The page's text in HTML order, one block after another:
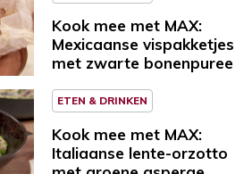
Kook mee met MAX:
Mexicaanse vispakketjes
met zwarte bonenpuree
ETEN & DRINKEN
Kook mee met MAX:
Italiaanse lente-orzotto